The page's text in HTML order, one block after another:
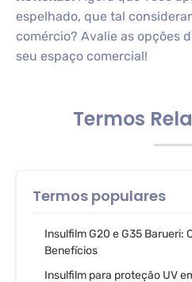
espelhado, que tal
comércio? Avalie as opções
seu espaço comercial!
Termos
Termos populares
Insulfilm G20 e G35 Barueri:
Benefícios
Insulfilm para proteção UV